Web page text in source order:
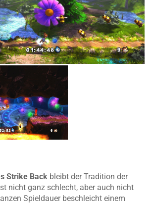
Strike Back bleibt der Tradition der
nicht ganz schlecht, aber auch nicht
Spieldauer beschleicht einem